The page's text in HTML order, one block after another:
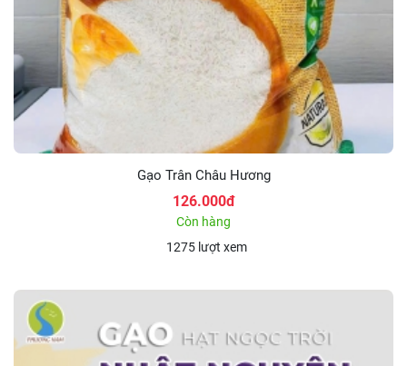
Gạo Trân Châu Hương
126.000đ
Còn hàng
1275 lượt xem